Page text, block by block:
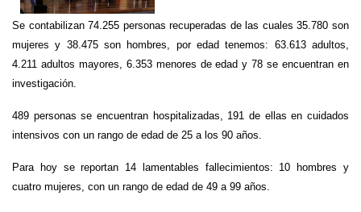
Se contabilizan 74.255 personas recuperadas de las cuales 35.780 son
mujeres y 38.475 son hombres, por edad tenemos: 63.613 adultos,
4.211 adultos mayores, 6.353 menores de edad y 78 se encuentran en
investigación.
489 personas se encuentran hospitalizadas, 191 de ellas en cuidados
intensivos con un rango de edad de 25 a los 90 años.
Para hoy se reportan 14 lamentables fallecimientos: 10 hombres y
cuatro mujeres, con un rango de edad de 49 a 99 años.